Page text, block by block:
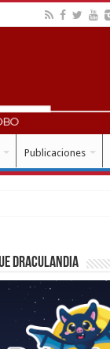
Publicaciones
Draculandia